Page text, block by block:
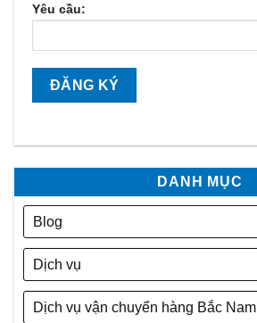
Yêu cầu:
DANH MỤC
Blog
Dịch vụ
Dịch vụ vận chuyển hàng Bắc Nam